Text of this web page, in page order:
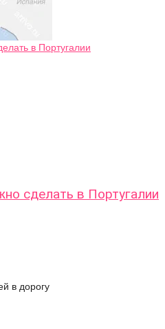
сделать в Португалии
в дорогу